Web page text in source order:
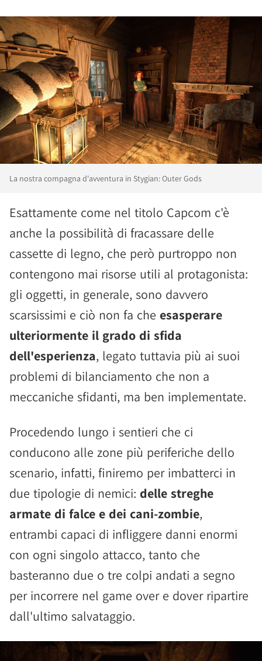
La nostra compagna d'avventura in Stygian: Outer Gods
Esattamente come nel titolo Capcom c'è
anche la possibilità di fracassare delle
cassette di legno, che però purtroppo non
contengono mai risorse utili al protagonista:
gli oggetti, in generale, sono davvero
scarsissimi e ciò non fa che esasperare
ulteriormente il grado di sfida
dell'esperienza, legato tuttavia più ai suoi
problemi di bilanciamento che non a
meccaniche sfidanti, ma ben implementate.
Procedendo lungo i sentieri che ci
conducono alle zone più periferiche dello
scenario, infatti, finiremo per imbatterci in
due tipologie di nemici: delle streghe
armate di falce e dei cani-zombie,
entrambi capaci di infliggere danni enormi
con ogni singolo attacco, tanto che
basteranno due o tre colpi andati a segno
per incorrere nel game over e dover ripartire
dall'ultimo salvataggio.